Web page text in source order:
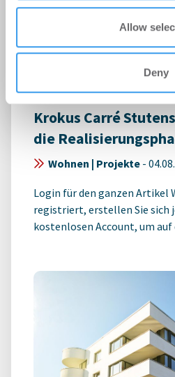
Allow
Deny
Krokus Carré
die
Wohnen | Projekte -
Login für den ganzen Artikel
registriert, erstellen Sie sich
kostenlosen Account, um auf